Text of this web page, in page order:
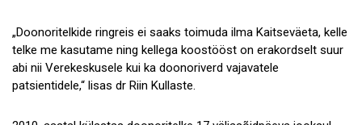
„Doonoritelkide ringreis ei saaks toimuda ilma Kaitseväeta, kelle
telke me kasutame ning kellega koostööst on erakordselt suur
abi nii Verekeskusele kui ka doonoriverd vajavatele
patsientidele,“ lisas dr Riin Kullaste.